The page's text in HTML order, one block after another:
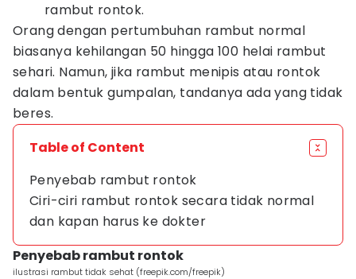
rambut rontok.
Orang dengan pertumbuhan rambut normal
biasanya kehilangan 50 hingga 100 helai rambut
sehari. Namun, jika rambut menipis atau rontok
dalam bentuk gumpalan, tandanya ada yang tidak
beres.
Table of Content
Penyebab rambut rontok
Ciri-ciri rambut rontok secara tidak normal
dan kapan harus ke dokter
Penyebab rambut rontok
ilustrasi rambut tidak sehat (freepik.com/freepik)